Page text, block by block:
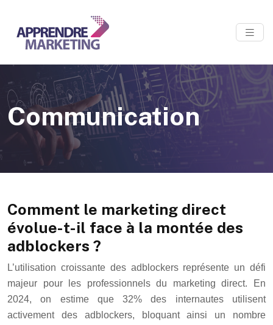
Communication
Comment le marketing direct
évolue-t-il face à la montée des
adblockers ?
L’utilisation croissante des adblockers représente un défi
majeur pour les professionnels du marketing direct. En
2024, on estime que 32% des internautes utilisent
activement des adblockers, bloquant ainsi un nombre